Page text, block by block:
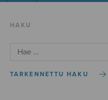
HAKU
TARKENNETTU HAKU